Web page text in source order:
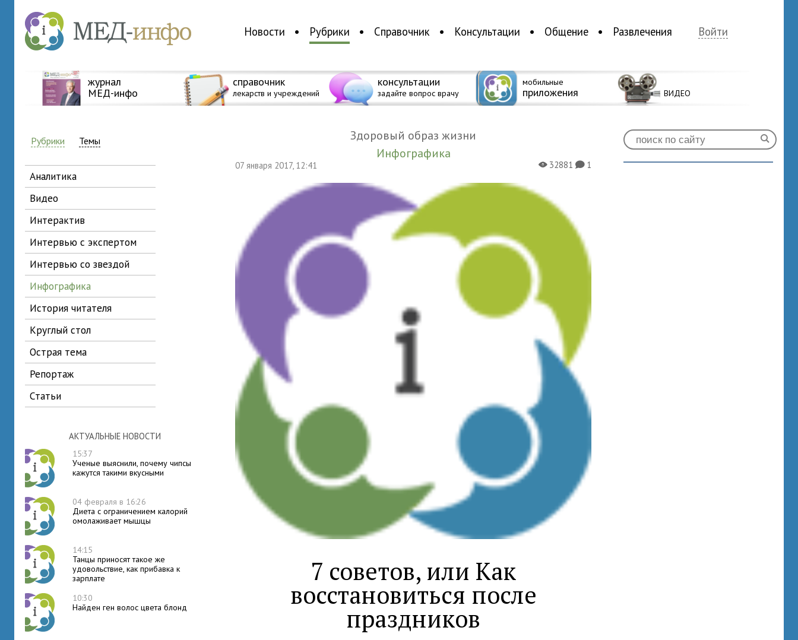
Новости Рубрики Справочник Консультации Общение Развлечения Войти
журнал
МЕД-инфо
справочник
лекарств и учреждений
консультации
задайте вопрос врачу
мобильные
приложения ВИДЕО
Рубрики Темы
аналитика
видео
интерактив
интервью с экспертом
интервью со звездой
инфографика
история читателя
круглый стол
острая тема
репортаж
статьи
АКТУАЛЬНЫЕ НОВОСТИ
15:37
Ученые выяснили, почему чипсы
кажутся такими вкусными
04 февраля в 16:26
Диета с ограничением калорий
омолаживает мышцы
14:15
Танцы приносят такое же
удовольствие, как прибавка к
зарплате
10:30
Найден ген волос цвета блонд
Здоровый образ жизни
Инфографика
07 января 2017, 12:41 X32881K1
7 советов, или Как
восстановиться после
праздников